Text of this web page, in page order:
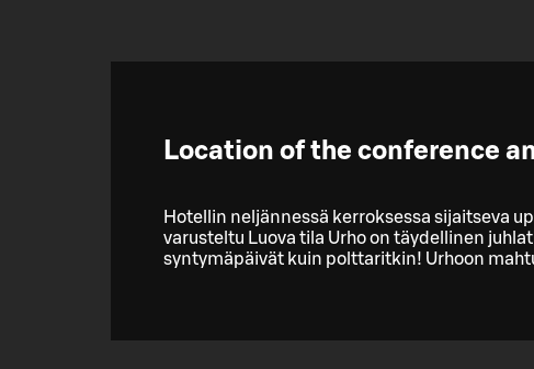
Location of the conference
Hotellin neljännessä kerroksessa sijaitseva
varusteltu Luova tila Urho on täydellinen
syntymäpäivät kuin polttaritkin! Urhoon